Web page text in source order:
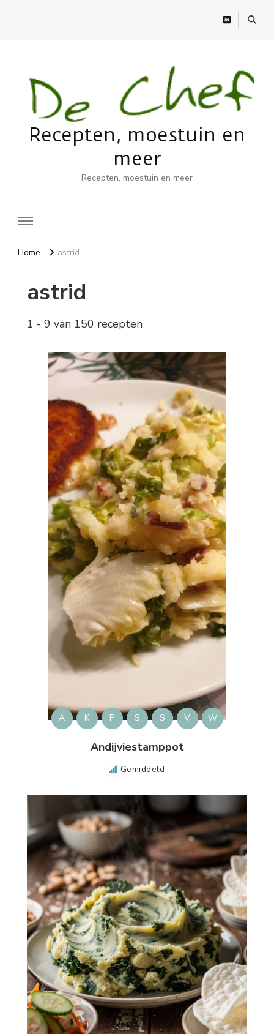
Recepten, moestuin en
meer
Recepten, moestuin en meer
Home astrid
astrid
1 - 9 van 150 recepten
A K P S S V W
Andijviestamppot
Gemiddeld